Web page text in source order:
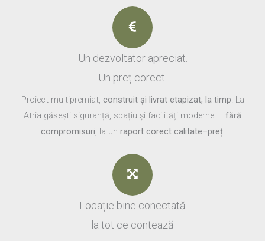
Un dezvoltator apreciat.
Un preț corect.
Proiect multipremiat, construit și livrat etapizat, la timp. La
Atria găsești siguranță, spațiu și facilități moderne — fără
compromisuri, la un raport corect calitate–preț.
Locație bine conectată
la tot ce contează